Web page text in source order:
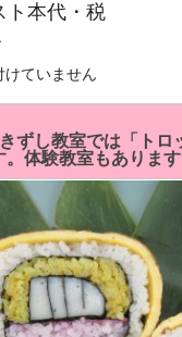
ト本代・税
けていません
ずし教室では「トロ
体験教室もあります